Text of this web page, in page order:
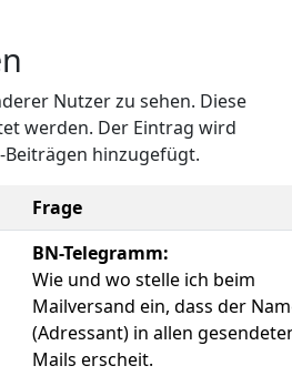
Nutzer zu sehen. Diese
werden. Der Eintrag wird
Beiträgen hinzugefügt.
Frage
BN-Telegramm:
Wie und wo stelle ich beim
Mailversand ein, dass der
(Adressant) in allen
Mails erscheit.